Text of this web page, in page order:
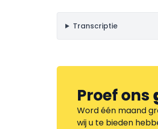
Transcriptie
Proef ons
Word één maand
wij u te bieden